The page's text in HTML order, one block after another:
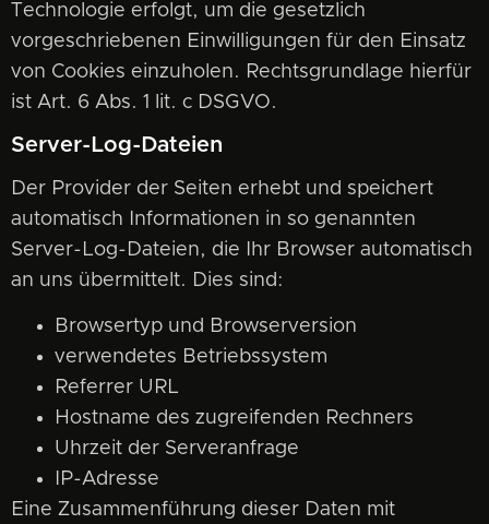
Technologie erfolgt, um die gesetzlich
vorgeschriebenen Einwilligungen für den Einsatz
von Cookies einzuholen. Rechtsgrundlage hierfür
ist Art. 6 Abs. 1 lit. c DSGVO.
Server-Log-Dateien
Der Provider der Seiten erhebt und speichert
automatisch Informationen in so genannten
Server-Log-Dateien, die Ihr Browser automatisch
an uns übermittelt. Dies sind:
Browsertyp und Browserversion
verwendetes Betriebssystem
Referrer URL
Hostname des zugreifenden Rechners
Uhrzeit der Serveranfrage
IP-Adresse
Eine Zusammenführung dieser Daten mit